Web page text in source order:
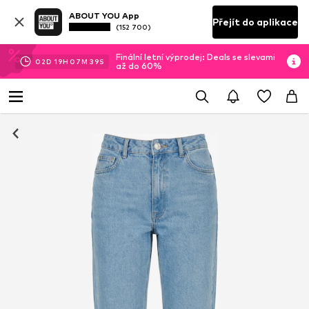
ABOUT YOU App
(152 700) Přejít do aplikace
02D 19H 07M 38S
Finální letní výprodej: Deals se slevami
až do 60%